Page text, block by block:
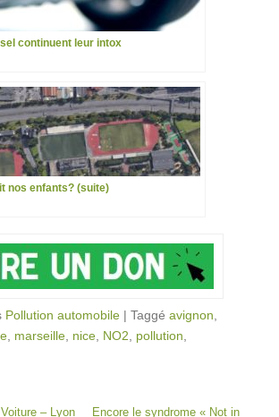
continuent leur intox
nos enfants? (suite)
Pollution automobile | Taggé avignon
marseille nice NO2 pollution
– Lyon
Encore le syndrome « Not in